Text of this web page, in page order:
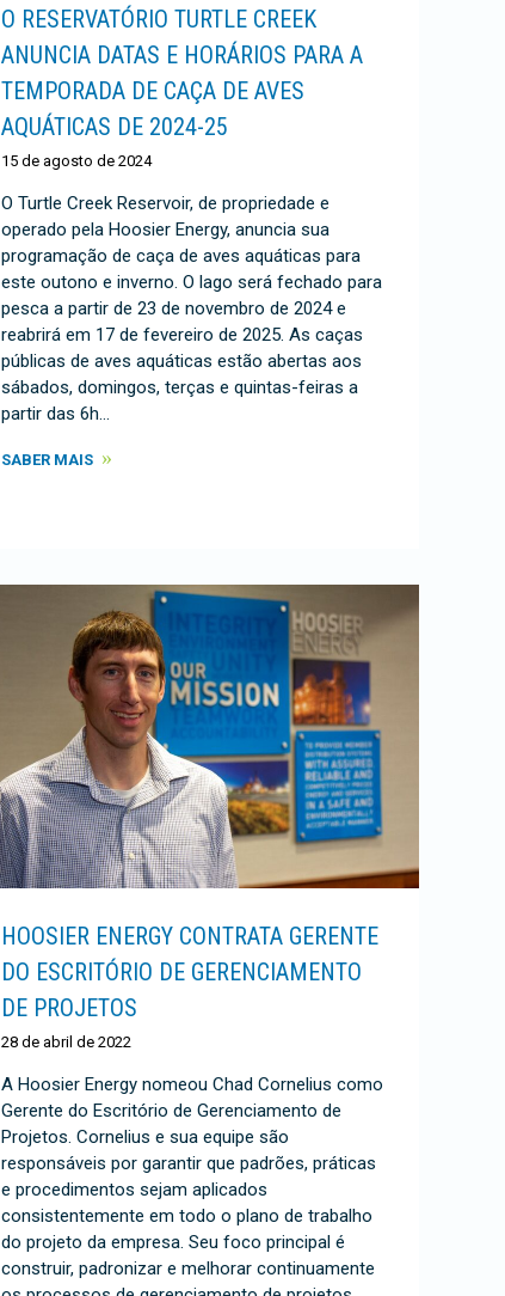
O RESERVATÓRIO TURTLE CREEK
ANUNCIA DATAS E HORÁRIOS PARA A
TEMPORADA DE CAÇA DE AVES
AQUÁTICAS DE 2024-25
15 de agosto de 2024
O Turtle Creek Reservoir, de propriedade e
operado pela Hoosier Energy, anuncia sua
programação de caça de aves aquáticas para
este outono e inverno. O lago será fechado para
pesca a partir de 23 de novembro de 2024 e
reabrirá em 17 de fevereiro de 2025. As caças
públicas de aves aquáticas estão abertas aos
sábados, domingos, terças e quintas-feiras a
partir das 6h…
SABER MAIS
HOOSIER ENERGY CONTRATA GERENTE
DO ESCRITÓRIO DE GERENCIAMENTO
DE PROJETOS
28 de abril de 2022
A Hoosier Energy nomeou Chad Cornelius como
Gerente do Escritório de Gerenciamento de
Projetos. Cornelius e sua equipe são
responsáveis por garantir que padrões, práticas
e procedimentos sejam aplicados
consistentemente em todo o plano de trabalho
do projeto da empresa. Seu foco principal é
construir, padronizar e melhorar continuamente